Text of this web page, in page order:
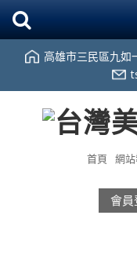
高雄市三民區九如
首頁 網
會員